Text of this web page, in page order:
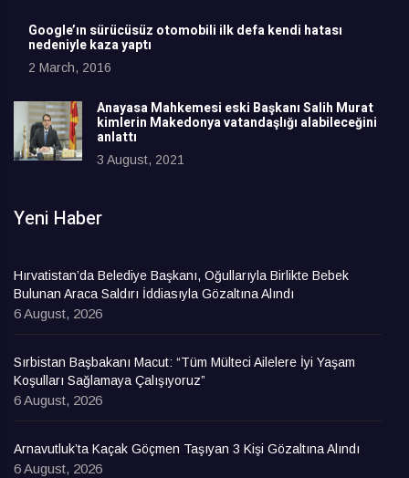
Google’ın sürücüsüz otomobili ilk defa kendi hatası
nedeniyle kaza yaptı
2 March, 2016
Anayasa Mahkemesi eski Başkanı Salih Murat
kimlerin Makedonya vatandaşlığı alabileceğini
anlattı
3 August, 2021
Yeni Haber
Hırvatistan’da Belediye Başkanı, Oğullarıyla Birlikte Bebek
Bulunan Araca Saldırı İddiasıyla Gözaltına Alındı
6 August, 2026
Sırbistan Başbakanı Macut: “Tüm Mülteci Ailelere İyi Yaşam
Koşulları Sağlamaya Çalışıyoruz”
6 August, 2026
Arnavutluk’ta Kaçak Göçmen Taşıyan 3 Kişi Gözaltına Alındı
6 August, 2026